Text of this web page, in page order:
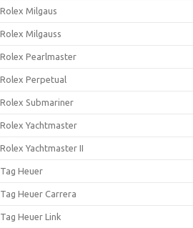
Rolex Milgaus
Rolex Milgauss
Rolex Pearlmaster
Rolex Perpetual
Rolex Submariner
Rolex Yachtmaster
Rolex Yachtmaster II
Tag Heuer
Tag Heuer Carrera
Tag Heuer Link